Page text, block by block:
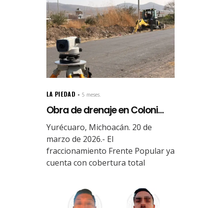
LA PIEDAD 5 meses.
Obra de drenaje en Coloni...
Yurécuaro, Michoacán. 20 de
marzo de 2026.- El
fraccionamiento Frente Popular ya
cuenta con cobertura total